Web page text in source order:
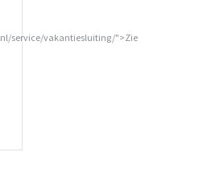
service/vakantiesluiting/">Zie